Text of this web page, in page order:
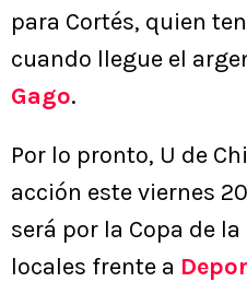
para Cortés, quien
cuando llegue el
Gago.
Por lo pronto, U de
acción este viernes
será por la Copa de
locales frente a